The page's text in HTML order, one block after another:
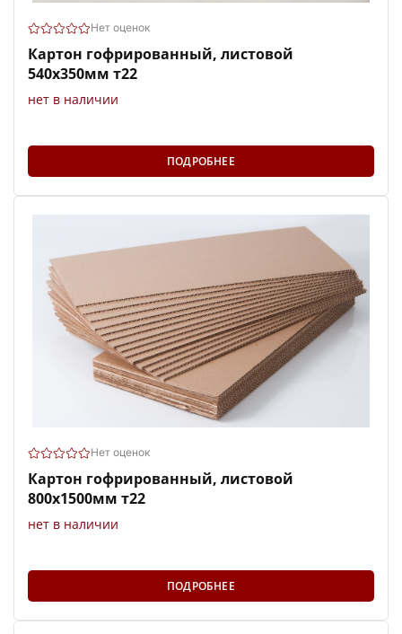
Нет оценок
Картон гофрированный, листовой
540х350мм т22
нет в наличии
ПОДРОБНЕЕ
Нет оценок
Картон гофрированный, листовой
800х1500мм т22
нет в наличии
ПОДРОБНЕЕ